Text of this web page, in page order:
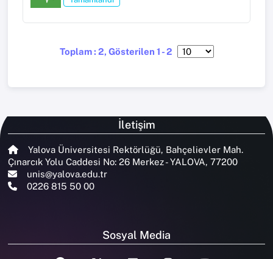
Toplam : 2, Gösterilen 1 - 2
İletişim
Yalova Üniversitesi Rektörlüğü, Bahçelievler Mah.
Çınarcık Yolu Caddesi No: 26 Merkez - YALOVA, 77200
unis@yalova.edu.tr
0226 815 50 00
Sosyal Media